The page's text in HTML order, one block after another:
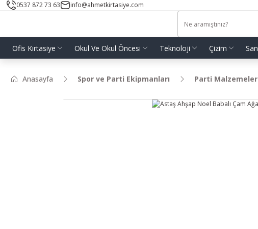
0537 872 73 63 info@ahmetkirtasiye.com
Ofis Kırtasiye Okul Ve Okul Öncesi Teknoloji Çizim
Anasayfa Spor ve Parti Ekipmanları Parti